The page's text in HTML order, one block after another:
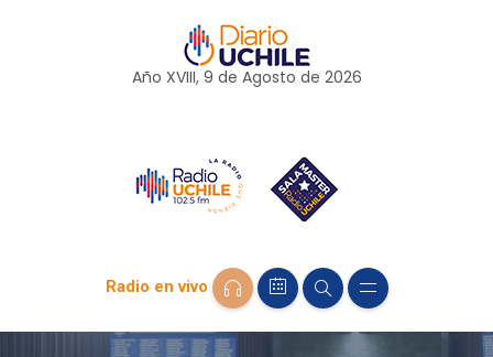
Año XVIII, 9 de Agosto de 2026
Radio en vivo